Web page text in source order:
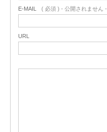
E-MAIL ( 必須 ) - 公開されません -
URL